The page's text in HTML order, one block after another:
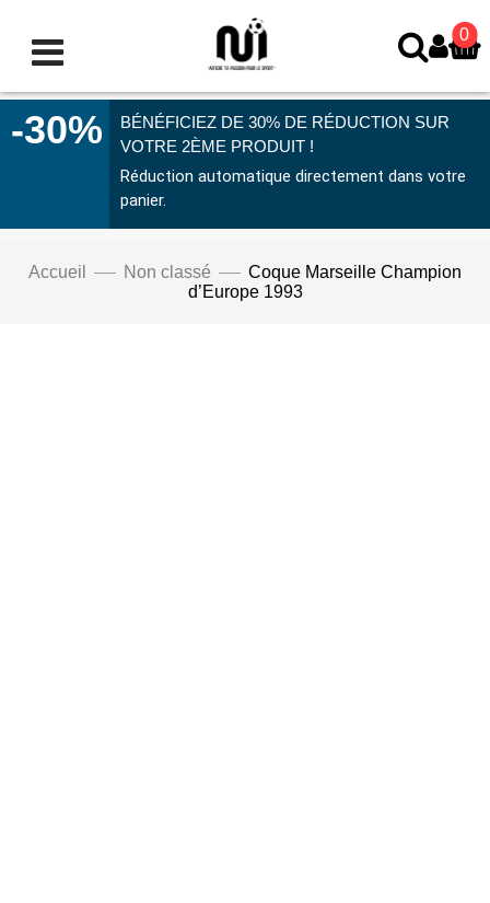
0
-30%
BÉNÉFICIEZ DE 30% DE RÉDUCTION SUR
VOTRE 2ÈME PRODUIT !
Réduction automatique directement dans votre
panier.
Accueil Non classé
Coque Marseille Champion
d’Europe 1993